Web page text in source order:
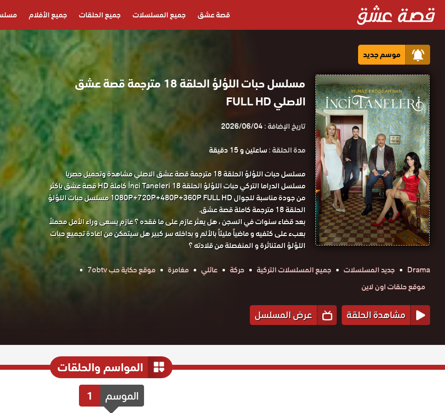
قصة عشق جميع المسلسلات جميع الحلقات جميع الأفلام
موسم جديد
مسلسل حبات اللؤلؤ الحلقة 18 مترجمة قصة عشق
الاصلي FULL HD
تاريخ الإضافة :2026/06/04
مدة الحلقة :ساعتين و 15 دقيقة
مسلسل حبات اللؤلؤ الحلقة 18 مترجمة قصة عشق الاصلي مشاهدة وتحميل حصريا
مسلسل الدراما التركي حبات اللؤلؤ الحلقة 18 İnci Taneleri كاملة HD قصة عشق باكثر
من جودة مناسبة للجوال 1080P+720P+480P+360P FULL HD مسلسل حبات اللؤلؤ
الحلقة 18 مترجمة كاملة قصة عشق.
بعد قضاء سنوات في السجن ، هل يعثر عازم على ما فقده ؟ عازم يسعى وراء الأمل محملاً
بعبء على كتفيه و ماضياً مليئاً بالألم و بداخله سر كبير هل سيتمكن من اعادة تجميع حبات
اللؤلؤ المتناثرة و المنفصلة من قلادته ؟
Drama
جديد المسلسلات جميع المسلسلات التركية حركة عائلي مغامرة
موقع حكاية حب 7obtv
موقع حلقات اون لاين
مشاهدة الحلقة عرض المسلسل
المواسم والحلقات
الموسم 1